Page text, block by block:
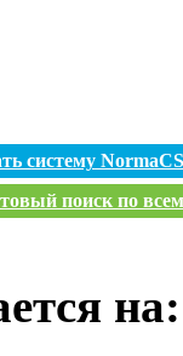
систему
поиск по
на: